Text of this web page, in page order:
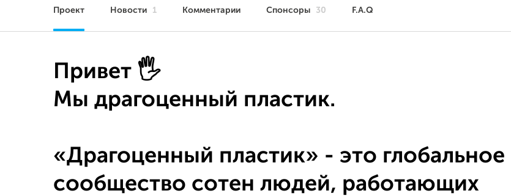
Проект Новости 1 Комментарии Спонсоры 30 F.A.Q
Привет 🖐
Мы драгоценный пластик.
«Драгоценный пластик» - это глобальное
сообщество сотен людей, работающих